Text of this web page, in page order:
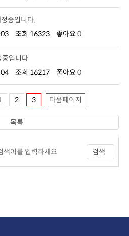
중입니다.
조회 16323 좋아요 0
중입니다
조회 16217 좋아요 0
2 3 다음페이지
검색
목록